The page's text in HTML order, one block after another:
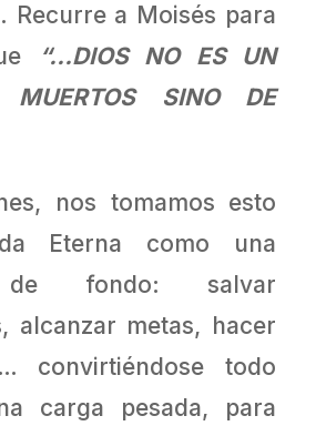
Recurre a Moisés para
“…DIOS NO ES UN
SINO DE
nos tomamos esto
Eterna como una
de fondo: salvar
alcanzar metas, hacer
convirtiéndose todo
carga pesada, para